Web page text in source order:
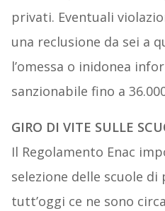
privati. Eventuali
una reclusione da sei a
l’omessa o inidonea
sanzionabile fino a
GIRO DI VITE SULLE
Il Regolamento Enac
selezione delle scuole
tutt’oggi ce ne sono